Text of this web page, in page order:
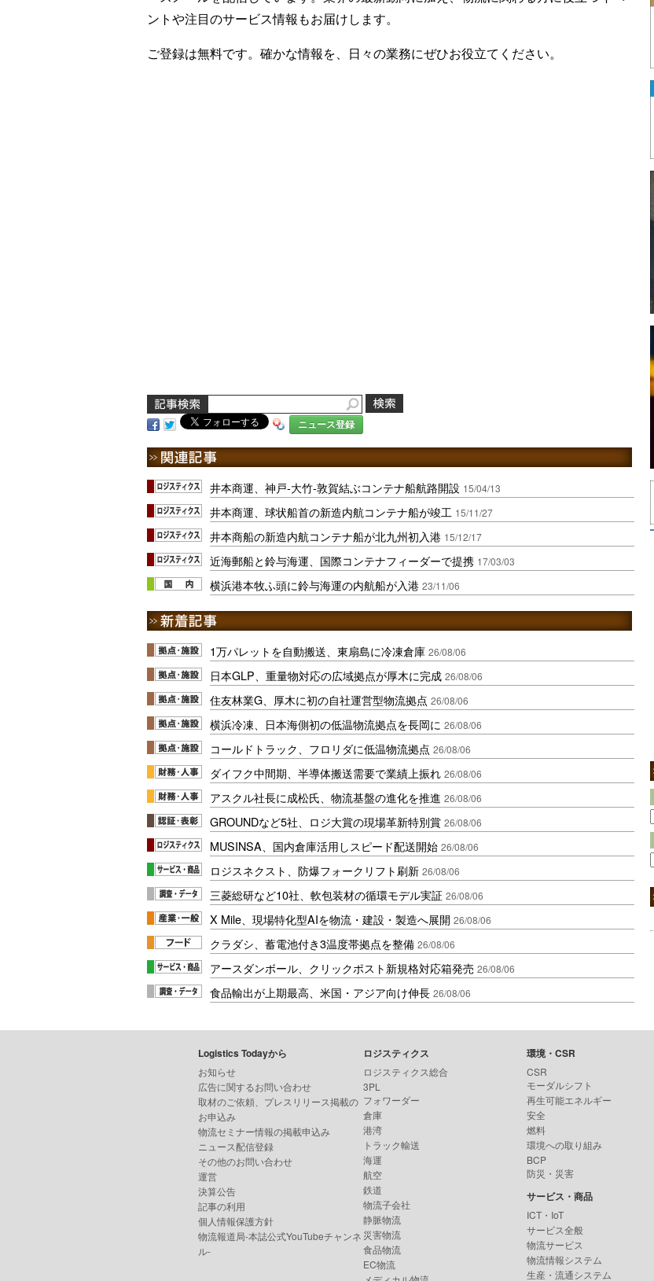
ントや注目のサービス情報もお届けします。
ご登録は無料です。確かな情報を、日々の業務にぜひお役立てください。
ニュース登録
井本商運、神戸-大竹-敦賀結ぶコンテナ船航路開設 15/04/13
井本商運、球状船首の新造内航コンテナ船が竣工 15/11/27
井本商船の新造内航コンテナ船が北九州初入港 15/12/17
近海郵船と鈴与海運、国際コンテナフィーダーで提携 17/03/03
横浜港本牧ふ頭に鈴与海運の内航船が入港 23/11/06
1万パレットを自動搬送、東扇島に冷凍倉庫 26/08/06
日本GLP、重量物対応の広域拠点が厚木に完成 26/08/06
住友林業G、厚木に初の自社運営型物流拠点 26/08/06
横浜冷凍、日本海側初の低温物流拠点を長岡に 26/08/06
コールドトラック、フロリダに低温物流拠点 26/08/06
ダイフク中間期、半導体搬送需要で業績上振れ 26/08/06
アスクル社長に成松氏、物流基盤の進化を推進 26/08/06
GROUNDなど5社、ロジ大賞の現場革新特別賞 26/08/06
MUSINSA、国内倉庫活用しスピード配送開始 26/08/06
ロジスネクスト、防爆フォークリフト刷新 26/08/06
三菱総研など10社、軟包装材の循環モデル実証 26/08/06
X Mile、現場特化型AIを物流・建設・製造へ展開 26/08/06
クラダシ、蓄電池付き3温度帯拠点を整備 26/08/06
アースダンボール、クリックポスト新規格対応箱発売 26/08/06
食品輸出が上期最高、米国・アジア向け伸長 26/08/06
Logistics Todayから
お知らせ
広告に関するお問い合わせ
取材のご依頼、プレスリリース掲載の
お申込み
物流セミナー情報の掲載申込み
ニュース配信登録
その他のお問い合わせ
運営
決算公告
記事の利用
個人情報保護方針
物流報道局-本誌公式YouTubeチャンネ
ル-
ロジスティクス
ロジスティクス総合
3PL
フォワーダー
倉庫
港湾
トラック輸送
海運
航空
鉄道
物流子会社
静脈物流
災害物流
食品物流
EC物流
環境・CSR
CSR
モーダルシフト
再生可能エネルギー
安全
燃料
環境への取り組み
BCP
防災・災害
サービス・商品
ICT・IoT
サービス全般
物流サービス
物流情報システム
生産・流通システム